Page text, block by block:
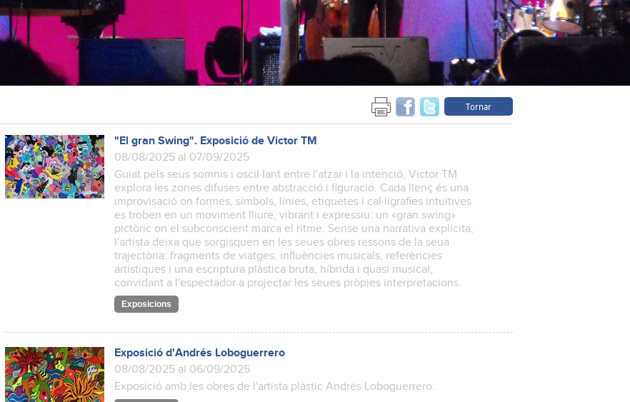
Tornar
"El gran Swing". Exposició de Victor TM
08/08/2025 al 07/09/2025
Guiat pels seus somnis i oscil·lant entre l'atzar i la intenció, Victor TM
explora les zones difuses entre abstracció i figuració. Cada llenç és una
improvisació on formes, símbols, línies, etiquetes i cal·ligrafies intuïtives
es troben en un moviment lliure, vibrant i expressiu: un «gran swing»
pictòric on el subconscient marca el ritme. Sense una narrativa explícita,
l'artista deixa que sorgisquen en les seues obres ressons de la seua
trajectòria: fragments de viatges, influències musicals, referències
artístiques i una escriptura plàstica bruta, híbrida i quasi musical,
convidant a l'espectador a projectar les seues pròpies interpretacions.
Exposicions
Exposició d'Andrés Loboguerrero
08/08/2025 al 06/09/2025
Exposició amb les obres de l'artista plàstic Andrés Loboguerrero.